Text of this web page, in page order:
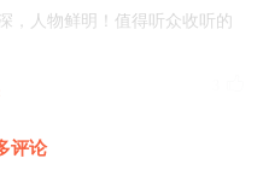
，人物鲜明！值得听众收听的
评论